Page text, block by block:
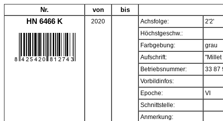
Nr. von bis
HN 6466 K 2020 Achsfolge:
2'2'
Höchstgeschw.:
Farbgebung:
grau
Aufschrift:
"Millet
Betriebsnummer:
33 87
Vorbildinfos:
Epoche:
VI
Schnittstelle:
Anmerkung: